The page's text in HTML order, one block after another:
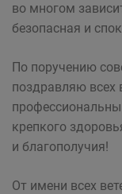
во многом
безопасная и
По поручению
поздравляю
крепкого
и благополучия!
От имени всех